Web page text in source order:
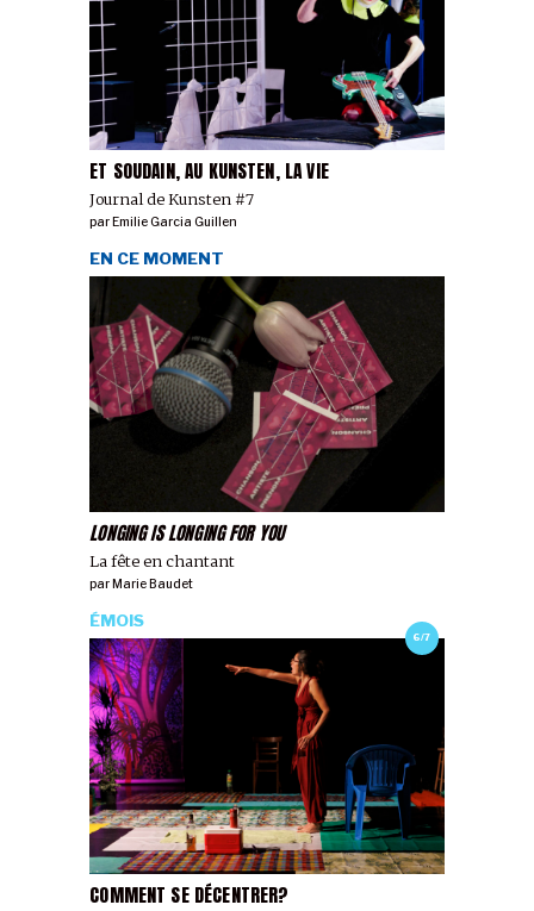
ET SOUDAIN, AU KUNSTEN, LA VIE
Journal de Kunsten #7
parEmilie Garcia Guillen
LONGING IS LONGING FOR YOU
La fête en chantant
EN CE MOMENT
parMarie Baudet
6/7
COMMENT SE DÉCENTRER?
ÉMOIS